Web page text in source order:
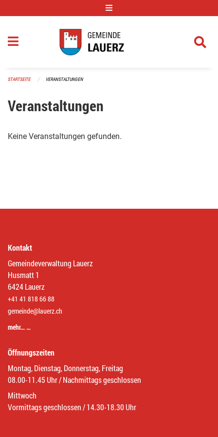
STARTSEITE VERANSTALTUNGEN
Veranstaltungen
Keine Veranstaltungen gefunden.
Kontakt
Gemeindeverwaltung Lauerz
Husmatt 1
6424 Lauerz
+41 41 818 66 88
gemeinde@lauerz.ch
mehr… …
Öffnungszeiten
Montag, Dienstag, Donnerstag, Freitag
08.00-11.45 Uhr / Nachmittags geschlossen
Mittwoch
Vormittags geschlossen / 14.30-18.30 Uhr